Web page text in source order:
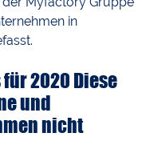
in
für 2020 Diese
und
nicht